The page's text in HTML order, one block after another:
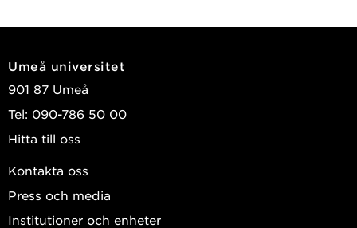
Umeå universitet
901 87 Umeå
Tel: 090-786 50 00
Hitta till oss
Kontakta oss
Press och media
Institutioner och enheter